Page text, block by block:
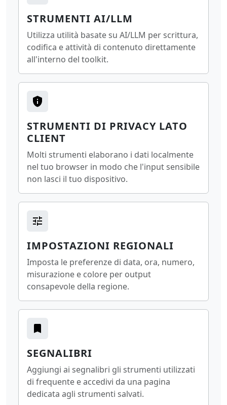
STRUMENTI AI/LLM
Utilizza utilità basate su AI/LLM per scrittura,
codifica e attività di contenuto direttamente
all'interno del toolkit.
STRUMENTI DI PRIVACY LATO
CLIENT
Molti strumenti elaborano i dati localmente
nel tuo browser in modo che l'input sensibile
non lasci il tuo dispositivo.
IMPOSTAZIONI REGIONALI
Imposta le preferenze di data, ora, numero,
misurazione e colore per output
consapevole della regione.
SEGNALIBRI
Aggiungi ai segnalibri gli strumenti utilizzati
di frequente e accedivi da una pagina
dedicata agli strumenti salvati.